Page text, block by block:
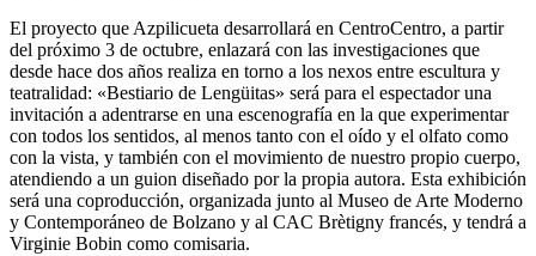
El proyecto que Azpilicueta desarrollará en CentroCentro, a partir
del próximo 3 de octubre, enlazará con las investigaciones que
desde hace dos años realiza en torno a los nexos entre escultura y
teatralidad: «Bestiario de Lengüitas» será para el espectador una
invitación a adentrarse en una escenografía en la que experimentar
con todos los sentidos, al menos tanto con el oído y el olfato como
con la vista, y también con el movimiento de nuestro propio cuerpo,
atendiendo a un guion diseñado por la propia autora. Esta exhibición
será una coproducción, organizada junto al Museo de Arte Moderno
y Contemporáneo de Bolzano y al CAC Brètigny francés, y tendrá a
Virginie Bobin como comisaria.